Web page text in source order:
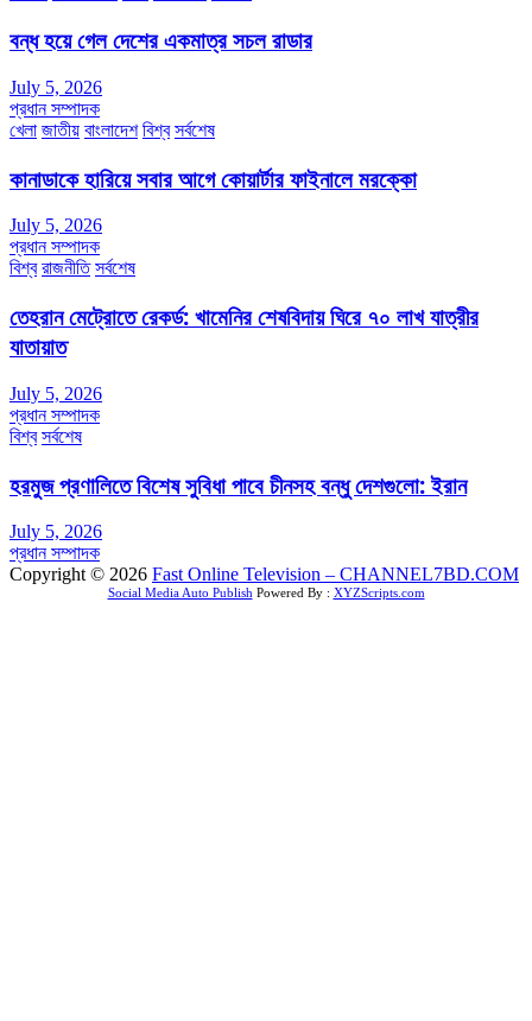
বন্ধ হয়ে গেল দেশের একমাত্র সচল রাডার
July 5, 2026
প্রধান সম্পাদক
খেলা জাতীয় বাংলাদেশ বিশ্ব সর্বশেষ
কানাডাকে হারিয়ে সবার আগে কোয়ার্টার ফাইনালে মরক্কো
July 5, 2026
প্রধান সম্পাদক
বিশ্ব রাজনীতি সর্বশেষ
তেহরান মেট্রোতে রেকর্ড: খামেনির শেষবিদায় ঘিরে ৭০ লাখ যাত্রীর
যাতায়াত
July 5, 2026
প্রধান সম্পাদক
বিশ্ব সর্বশেষ
হরমুজ প্রণালিতে বিশেষ সুবিধা পাবে চীনসহ বন্ধু দেশগুলো: ইরান
July 5, 2026
প্রধান সম্পাদক
Copyright © 2026 Fast Online Television – CHANNEL7BD.COM
Social Media Auto Publish Powered By : XYZScripts.com